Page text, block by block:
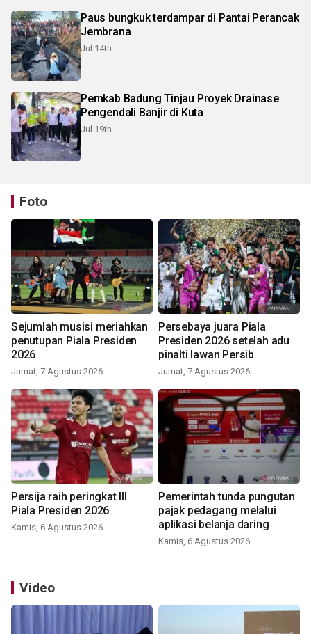
Paus bungkuk terdampar di Pantai Perancak
Jembrana
Jul 14th
Pemkab Badung Tinjau Proyek Drainase
Pengendali Banjir di Kuta
Jul 19th
Foto
Sejumlah musisi meriahkan
penutupan Piala Presiden
2026
Jumat, 7 Agustus 2026
Persebaya juara Piala
Presiden 2026 setelah adu
pinalti lawan Persib
Jumat, 7 Agustus 2026
Persija raih peringkat III
Piala Presiden 2026
Kamis, 6 Agustus 2026
Pemerintah tunda pungutan
pajak pedagang melalui
aplikasi belanja daring
Kamis, 6 Agustus 2026
Video